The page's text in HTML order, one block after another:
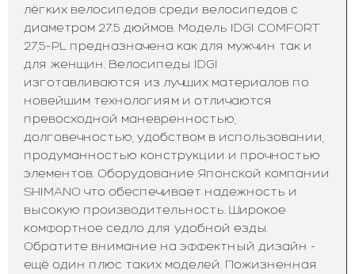
лёгких велосипедов среди велосипедов с
диаметром 27.5 дюймов. Модель IDGI COMFORT
27,5-PL предназначена как для мужчин так и
для женщин. Велосипеды IDGI
изготавливаются из лучших материалов по
новейшим технологиям и отличаются
превосходной маневренностью,
долговечностью, удобством в использовании,
продуманностью конструкции и прочностью
элементов. Оборудование Японской компании
SHIMANO что обеспечивает надежность и
высокую производительность. Широкое
комфортное седло для удобной езды.
Обратите внимание на эффектный дизайн -
ещё один плюс таких моделей. Пожизненная